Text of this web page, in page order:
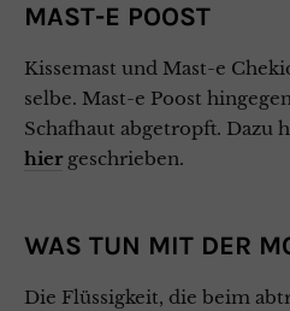
MAST-E POOST
Kissemast und Mast-e
selbe. Mast-e Poost
Schafhaut abgetropft. Dazu
hiergeschrieben.
WAS TUN MIT DER
Die Flüssigkeit, die beim